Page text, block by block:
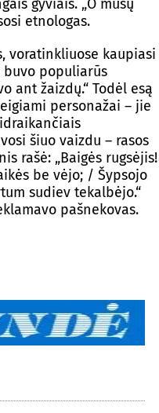
gyviais. „O mūsų
etnologas.
voratinkliuose kaupiasi
populiarūs
ant žaizdų.“ Todėl esą
personažai – jie
šiuo vaizdu – rasos
rašė: „Baigės rugsėjis!
be vėjo; / Šypsojo
sudiev tekalbėjo.“
pašnekovas.